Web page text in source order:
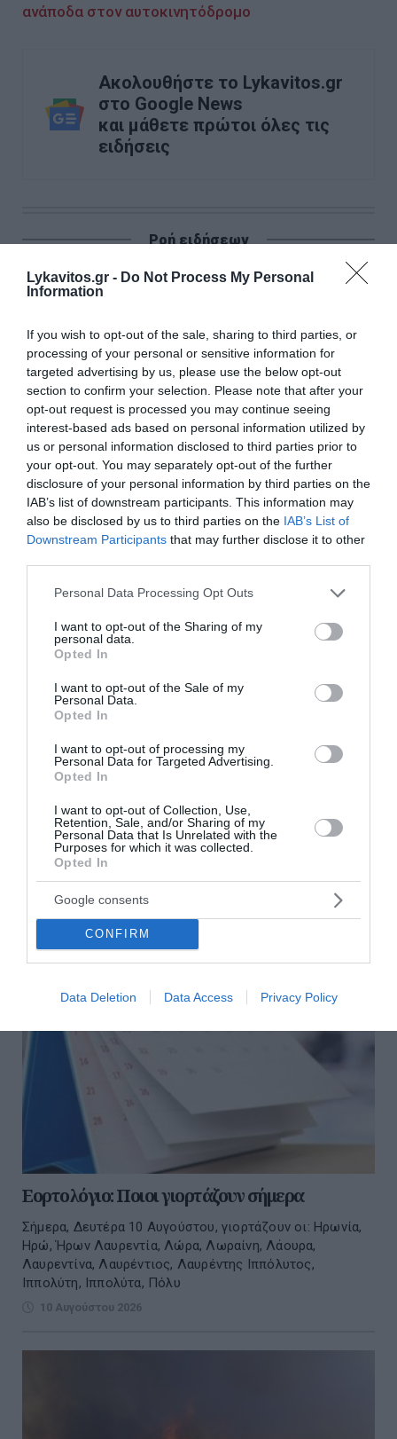
Lykavitos.gr - Do Not Process My Personal
Information
If you wish to opt-out of the sale, sharing to third parties, or
processing of your personal or sensitive information for
targeted advertising by us, please use the below opt-out
section to confirm your selection. Please note that after your
opt-out request is processed you may continue seeing
interest-based ads based on personal information utilized by
us or personal information disclosed to third parties prior to
your opt-out. You may separately opt-out of the further
disclosure of your personal information by third parties on the
IAB’s list of downstream participants. This information may
also be disclosed by us to third parties on the IAB’s List of
Downstream Participants that may further disclose it to other
Please note that this website/app uses one or more Google
not limited to your visit or usage behaviour. You may click to
grant or deny consent to Google and its third-party tags to
use your data for below specified purposes in below Google
consent section.
Personal Data Processing Opt Outs
I want to opt-out of the Sharing of my
personal data.
Opted In
I want to opt-out of the Sale of my
Personal Data.
Opted In
I want to opt-out of processing my
Personal Data for Targeted Advertising.
Opted In
I want to opt-out of Collection, Use,
Retention, Sale, and/or Sharing of my
Personal Data that Is Unrelated with the
Purposes for which it was collected.
Opted In
Google consents
CONFIRM
Data Deletion Data Access Privacy Policy
ανάποδα στον αυτοκινητόδρομο
Ακολουθήστε το Lykavitos.gr
στο Google News
και μάθετε πρώτοι όλες τις
ειδήσεις
Ροή ειδήσεων
«Εξοικονομώ – Επιχειρώ»: Παράταση έως τις 30
Νοεμβρίου για περισσότερες από 400 επιχειρήσεις – Τα
στάδια του προγράμματος
Οικιστικό πρόγραμμα Ενόπλων Δυνάμεων: Στην τρίτη
φάση τα δωρεάν σπίτια για τους στρατιωτικούς
Forbes: «Καλή και οικονομικά προσιτή» η Υγεία στην
Ελλάδα – Η διεθνής αναγνώριση του ελληνικού
συστήματος
Eurobank: Απέκτησε 1.099.627 ίδιες μετοχές από 3 έως 7
Ο Γιώργος Αυτιάς ζητά έλεγχο σε αγορές ακινήτων από
τρίτες χώρες σε διασυνοριακές περιοχές
αναγεννημένο πευκοδάσος
αυτοκίνητο στο κέντρο της Θεσσαλονίκης
Μαρούσι: Φωτιά σε μονοκατοικία – Γείτονας
απεγκλώβισε γυναίκα με κινητικά προβλήματα
ΟΛΕΣ ΟΙ ΕΙΔΗΣΕΙΣ →
διαβάστε ακόμη
Εορτολόγιο: Ποιοι γιορτάζουν σήμερα
Σήμερα, Δευτέρα 10 Αυγούστου, γιορτάζουν οι: Ηρωνία,
Ηρώ, Ήρων Λαυρεντία, Λώρα, Λωραίνη, Λάουρα,
Λαυρεντίνα, Λαυρέντιος, Λαυρέντης Ιππόλυτος,
Ιππολύτη, Ιππολύτα, Πόλυ
10 Αυγούστου 2026